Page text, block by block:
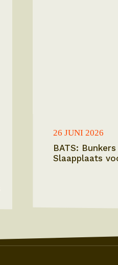
26 JUNI 2026
BATS:
Slaapplaats